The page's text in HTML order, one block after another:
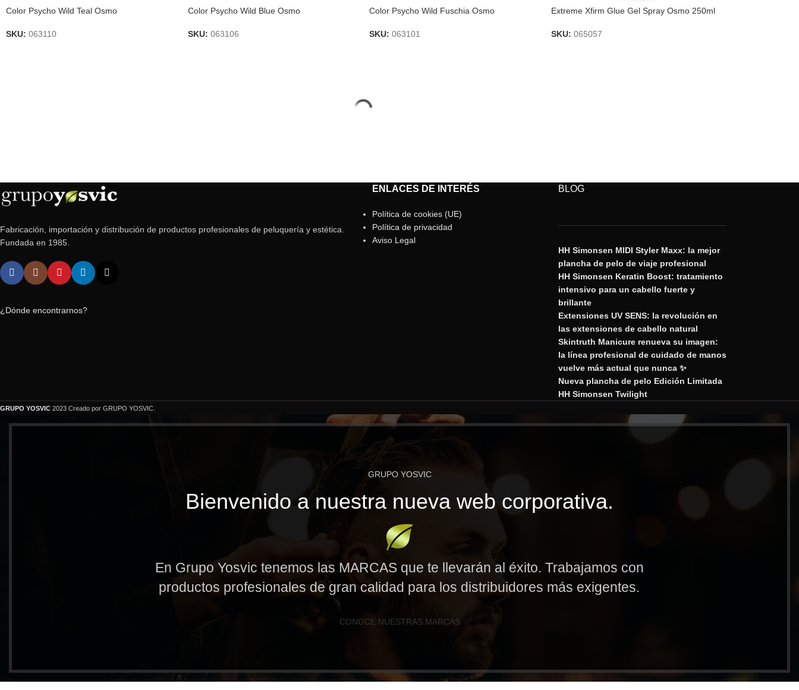
Color Psycho Wild Teal Osmo
SKU: 063110
Color Psycho Wild Blue Osmo
SKU: 063106
Color Psycho Wild Fuschia Osmo
SKU: 063101
Extreme Xfirm Glue Gel Spray Osmo 250ml
SKU: 065057
Fabricación, importación y distribución de productos profesionales de peluquería y estética.
Fundada en 1985.
¿Dónde encontrarnos?
ENLACES DE INTERÉS
Política de cookies (UE)
Política de privacidad
Aviso Legal
BLOG
HH Simonsen MIDI Styler Maxx: la mejor
plancha de pelo de viaje profesional
HH Simonsen Keratin Boost: tratamiento
intensivo para un cabello fuerte y
brillante
Extensiones UV SENS: la revolución en
las extensiones de cabello natural
Skintruth Manicure renueva su imagen:
la línea profesional de cuidado de manos
vuelve más actual que nunca ✨
Nueva plancha de pelo Edición Limitada
HH Simonsen Twilight
GRUPO YOSVIC 2023 Creado por GRUPO YOSVIC.
GRUPO YOSVIC
Bienvenido a nuestra nueva web corporativa.
En Grupo Yosvic tenemos las MARCAS que te llevarán al éxito. Trabajamos con
productos profesionales de gran calidad para los distribuidores más exigentes.
CONOCE NUESTRAS MARCAS